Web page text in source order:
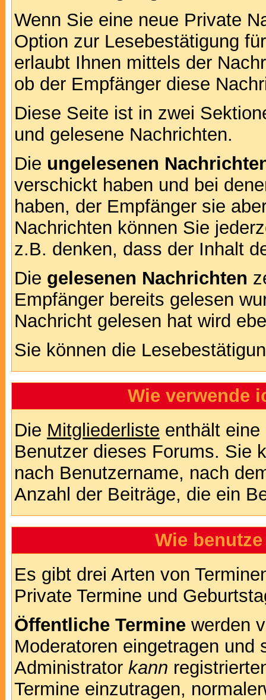
Wenn Sie eine neue Private
Option zur Lesebestätigung
erlaubt Ihnen mittels der
ob der Empfänger diese
Diese Seite ist in zwei
und gelesene Nachrichten.
Die ungelesenen
verschickt haben und bei
haben, der Empfänger sie
Nachrichten können Sie
z.B. denken, dass der Inhalt
Die gelesenen Nachrichten
Empfänger bereits gelesen
Nachricht gelesen hat wird
Sie können die
Wie verwende
Die Mitgliederliste enthält
Benutzer dieses Forums. Sie
nach Benutzername, nach
Anzahl der Beiträge, die ein
Wie
Es gibt drei Arten von
Private Termine und
Öffentliche Termine werden
Moderatoren eingetragen und
Administrator kann
Termine einzutragen,